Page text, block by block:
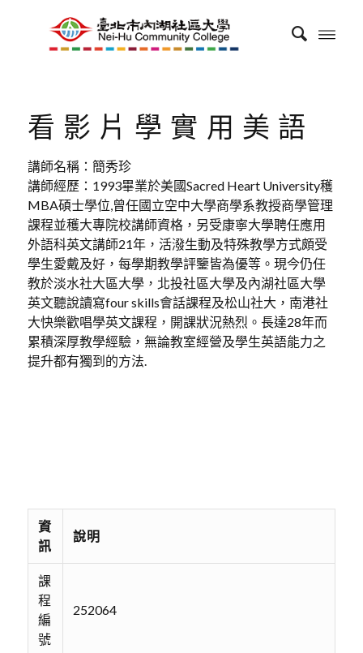
看影片學實用美語
講師名稱：簡秀珍
講師經歷：1993畢業於美國Sacred Heart University穫
MBA碩士學位,曾任國立空中大學商學系教授商學管理
課程並穫大專院校講師資格，另受康寧大學聘任應用
外語科英文講師21年，活潑生動及特殊教學方式頗受
學生愛戴及好，每學期教學評鑒皆為優等。現今仍任
教於淡水社大區大學，北投社區大學及內湖社區大學
英文聽說讀寫four skills會話課程及松山社大，南港社
大快樂歡唱學英文課程，開課狀況熱烈。長達28年而
累積深厚教學經驗，無論教室經營及學生英語能力之
提升都有獨到的方法.
資
訊
說明
課
程
編
號
252064